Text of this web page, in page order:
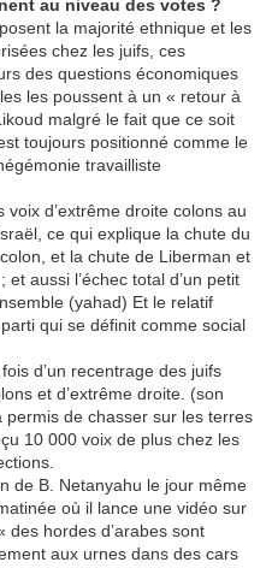
au niveau des votes ?
la majorité ethnique et les
chez les juifs, ces
des questions économiques
les poussent à un « retour à
malgré le fait que ce soit
toujours positionné comme le
travailliste
d’extrême droite colons au
ce qui explique la chute du
et la chute de Liberman et
aussi l’échec total d’un petit
(yahad) Et le relatif
qui se définit comme social
d’un recentrage des juifs
et d’extrême droite. (son
de chasser sur les terres
10 000 voix de plus chez les
de B. Netanyahu le jour même
où il lance une vidéo sur
des hordes d’arabes sont
aux urnes dans des cars